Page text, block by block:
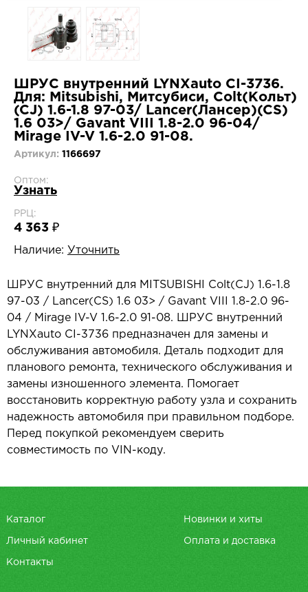
ШРУС внутренний LYNXauto CI-3736.
Для: Mitsubishi, Митсубиси, Colt(Кольт)
(CJ) 1.6-1.8 97-03/ Lancer(Лансер)(CS)
1.6 03>/ Gavant VIII 1.8-2.0 96-04/
Mirage IV-V 1.6-2.0 91-08.
Артикул: 1166697
Оптом:
Узнать
РРЦ:
4 363 ₽
Наличие: Уточнить
ШРУС внутренний для MITSUBISHI Colt(CJ) 1.6-1.8
97-03 / Lancer(CS) 1.6 03> / Gavant VIII 1.8-2.0 96-
04 / Mirage IV-V 1.6-2.0 91-08. ШРУС внутренний
LYNXauto CI-3736 предназначен для замены и
обслуживания автомобиля. Деталь подходит для
планового ремонта, технического обслуживания и
замены изношенного элемента. Помогает
восстановить корректную работу узла и сохранить
надежность автомобиля при правильном подборе.
Перед покупкой рекомендуем сверить
совместимость по VIN-коду.
Каталог Новинки и хиты
Личный кабинет Оплата и доставка
Контакты